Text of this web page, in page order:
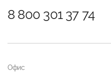
8 800 301 37 74
Офис